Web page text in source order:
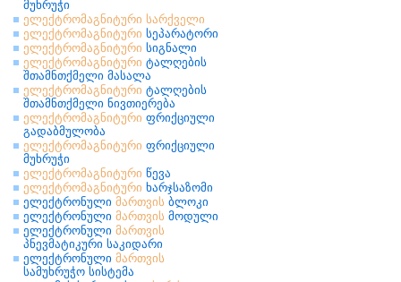
მუხრუჭი
ელექტრომაგნიტური სარქველი
ელექტრომაგნიტური სეპარატორი
ელექტრომაგნიტური სიგნალი
ელექტრომაგნიტური ტალღების
შთამნთქმელი მასალა
ელექტრომაგნიტური ტალღების
შთამნთქმელი ნივთიერება
ელექტრომაგნიტური ფრიქციული
გადაბმულობა
ელექტრომაგნიტური ფრიქციული
მუხრუჭი
ელექტრომაგნიტური წევა
ელექტრომაგნიტური ხარჯსაზომი
ელექტრონული მართვის ბლოკი
ელექტრონული მართვის მოდული
ელექტრონული მართვის
პნევმატიკური საკიდარი
ელექტრონული მართვის
სამუხრუჭო სისტემა